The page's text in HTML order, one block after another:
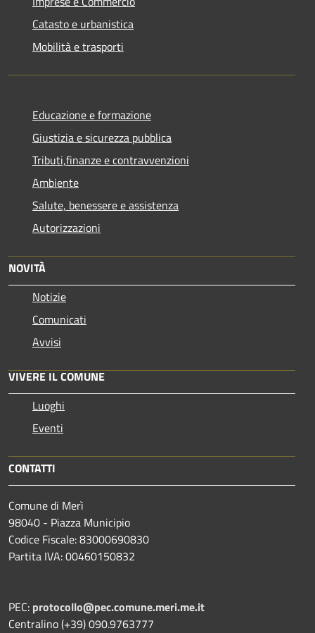
Catasto e urbanistica
Mobilità e trasporti
Educazione e formazione
Giustizia e sicurezza pubblica
Tributi,finanze e contravvenzioni
Ambiente
Salute, benessere e assistenza
Autorizzazioni
NOVITÀ
Notizie
Comunicati
Avvisi
VIVERE IL COMUNE
Luoghi
Eventi
CONTATTI
Comune di Merì
98040 - Piazza Municipio
Codice Fiscale: 83000690830
Partita IVA: 00460150832
PEC: protocollo@pec.comune.meri.me.it
Centralino (+39) 090.9763777